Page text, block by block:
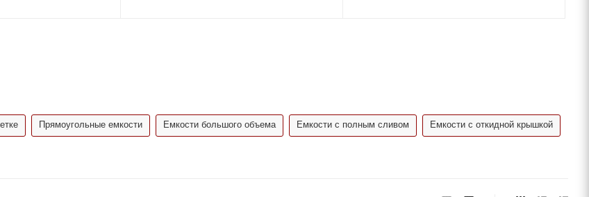
Прямоугольные емкости Емкости большого объема Емкости с полным сливом Емкости с откидной крышкой